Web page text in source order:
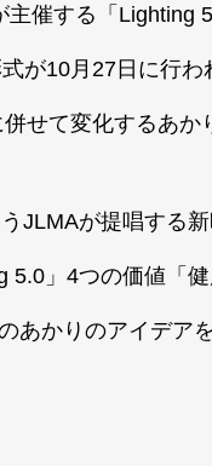
催する「Lighting
が10月27日に行
せて変化するあか
JLMAが提唱する
5.0」4つの価値「
あかりのアイデア